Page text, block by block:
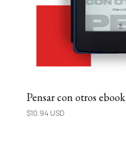
Pensar con otros ebook
$10.94 USD